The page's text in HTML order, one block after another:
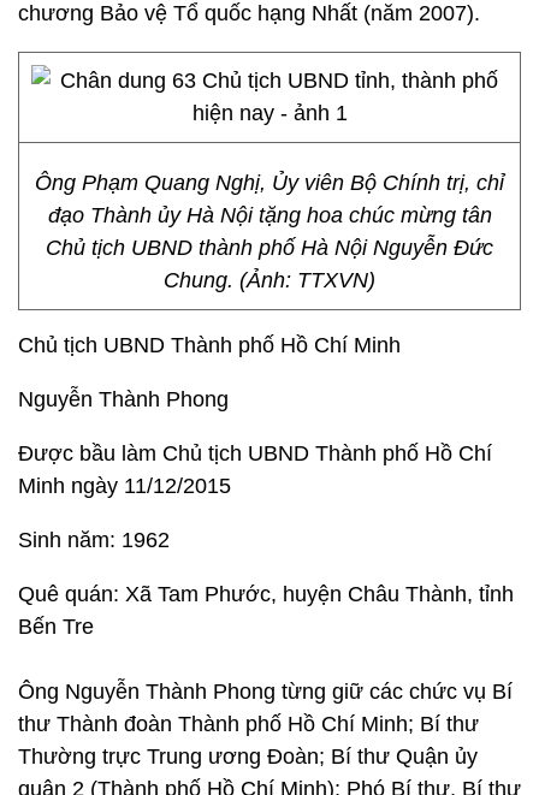
chương Bảo vệ Tổ quốc hạng Nhất (năm 2007).
Ông Phạm Quang Nghị, Ủy viên Bộ Chính trị, chỉ
đạo Thành ủy Hà Nội tặng hoa chúc mừng tân
Chủ tịch ​UBND thành phố Hà Nội Nguyễn Đức
Chung. (Ảnh: TTXVN)
Chủ tịch UBND Thành phố Hồ Chí Minh
Nguyễn Thành Phong
Được bầu làm Chủ tịch UBND Thành phố Hồ Chí
Minh ngày 11/12/2015
Sinh năm: 1962
Quê quán: Xã Tam Phước, huyện Châu Thành, tỉnh
Bến Tre
Ông Nguyễn Thành Phong từng giữ các chức vụ Bí
thư Thành đoàn Thành phố Hồ Chí Minh; Bí thư
Thường trực Trung ương Đoàn; Bí thư Quận ủy
quận 2 (Thành phố Hồ Chí Minh); Phó Bí thư, Bí thư